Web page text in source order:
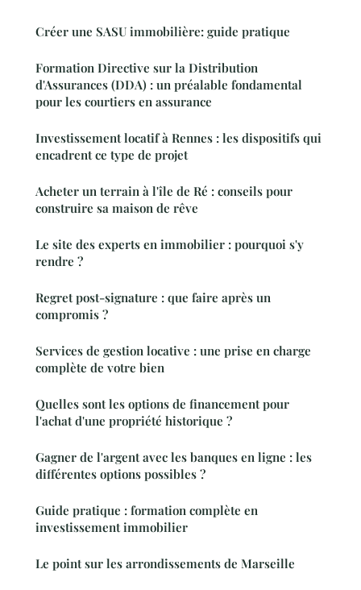
Créer une SASU immobilière: guide pratique
Formation Directive sur la Distribution
d'Assurances (DDA) : un préalable fondamental
pour les courtiers en assurance
Investissement locatif à Rennes : les dispositifs qui
encadrent ce type de projet
Acheter un terrain à l'île de Ré : conseils pour
construire sa maison de rêve
Le site des experts en immobilier : pourquoi s'y
rendre ?
Regret post-signature : que faire après un
compromis ?
Services de gestion locative : une prise en charge
complète de votre bien
Quelles sont les options de financement pour
l'achat d'une propriété historique ?
Gagner de l'argent avec les banques en ligne : les
différentes options possibles ?
Guide pratique : formation complète en
investissement immobilier
Le point sur les arrondissements de Marseille